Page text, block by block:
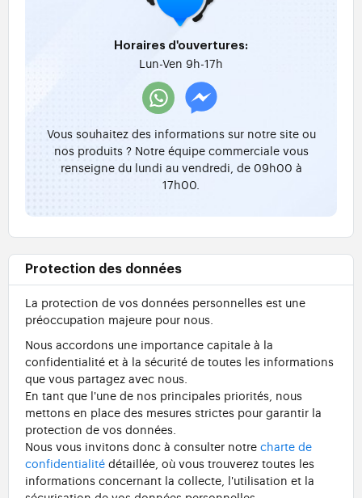
Horaires d'ouvertures:
Lun-Ven 9h-17h
Vous souhaitez des informations sur notre site ou
nos produits ? Notre équipe commerciale vous
renseigne du lundi au vendredi, de 09h00 à
17h00.
Protection des données
La protection de vos données personnelles est une
préoccupation majeure pour nous.
Nous accordons une importance capitale à la
confidentialité et à la sécurité de toutes les informations
que vous partagez avec nous.
En tant que l'une de nos principales priorités, nous
mettons en place des mesures strictes pour garantir la
protection de vos données.
Nous vous invitons donc à consulter notre charte de
confidentialité détaillée, où vous trouverez toutes les
informations concernant la collecte, l'utilisation et la